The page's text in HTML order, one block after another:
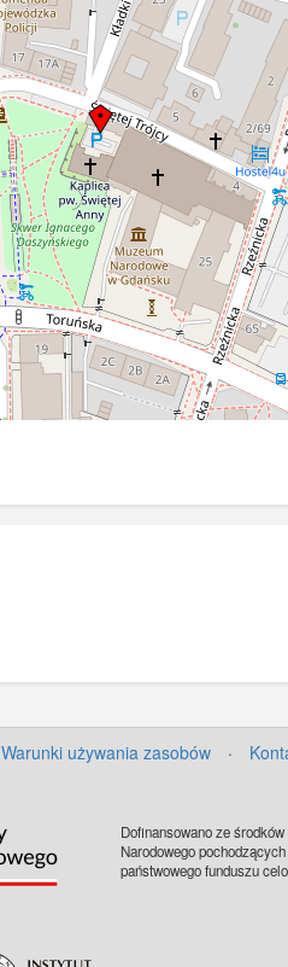
Warunki używania zasobów ·
Dofinansowano ze
Narodowego
państwowego funduszu